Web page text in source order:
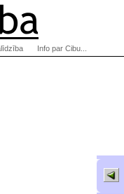
Info par Cibu...